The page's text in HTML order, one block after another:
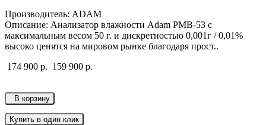
Производитель: ADAM
Описание: Анализатор влажности Adam PMB-53 с
максимальным весом 50 г. и дискретностью 0,001г / 0,01%
высоко ценятся на мировом рынке благодаря прост..
174 900 р. 159 900 р.
В корзину
Купить в один клик